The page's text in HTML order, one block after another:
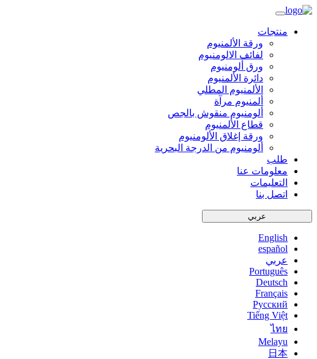
منتجات
ورقة الألمنيوم
لفائف الالومنيوم
ورق ألومنيوم
دائرة الألمنيوم
الألمنيوم المطلي
ألمنيوم مرآة
ألومنيوم منقوش بالجص
قطاع الألمنيوم
ورقة إغلاق الألومنيوم
ألومنيوم من الدرجة البحرية
طلب
معلومات عنا
التعليمات
اتصل بنا
عربي
English
español
عربي
Português
Deutsch
Français
Русский
Tiếng Việt
ไทย
Melayu
日本